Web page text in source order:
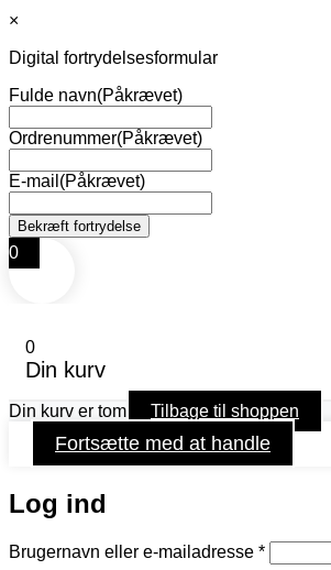
×
Digital fortrydelsesformular
Fulde navn(Påkrævet)
Ordrenummer(Påkrævet)
E-mail (Påkrævet)
0
0
Din kurv
Din kurv er tom Tilbage til shoppen
Fortsætte med at handle
Log ind
Brugernavn eller e-mailadresse *Påkrævet